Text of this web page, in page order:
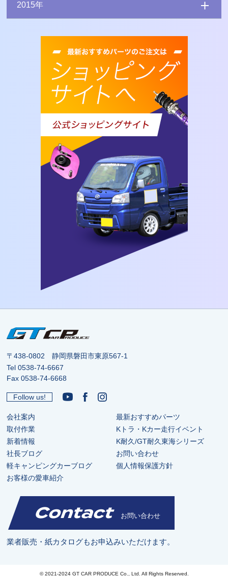
2015年
〒438-0802 静岡県磐田市東原567-1
Tel0538-74-6667
Fax 0538-74-6668
Follow us!
会社案内
取付作業
新着情報
社長ブログ
軽キャンピングカーブログ
お客様の愛車紹介
最新おすすめパーツ
Kトラ・Kカー走行イベント
K耐久/GT耐久東海シリーズ
お問い合わせ
個人情報保護方針
Contact お問い合わせ
業者販売・紙カタログもお申込みいただけます。
© 2021-2024 GT CAR PRODUCE Co., Ltd. All Rights Reserved.